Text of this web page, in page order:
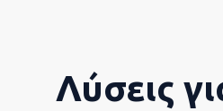
Λύσεις